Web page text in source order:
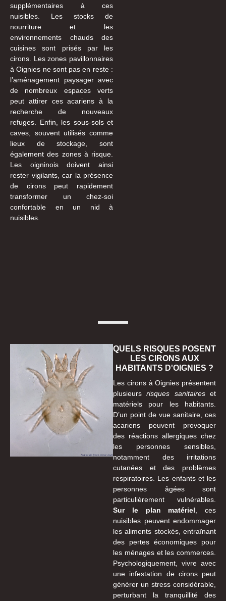
supplémentaires à ces
nuisibles. Les stocks de
nourriture et les
environnements chauds des
cuisines sont prisés par les
cirons. Les zones pavillonnaires
à Oignies ne sont pas en reste :
l’aménagement paysager avec
de nombreux espaces verts
peut attirer ces acariens à la
recherche de nouveaux
refuges. Enfin, les sous-sols et
caves, souvent utilisés comme
lieux de stockage, sont
également des zones à risque.
Les oigninois doivent ainsi
rester vigilants, car la présence
de cirons peut rapidement
transformer un chez-soi
confortable en un nid à
nuisibles.
QUELS RISQUES POSENT
LES CIRONS AUX
HABITANTS D'OIGNIES ?
Les cirons à Oignies présentent
plusieursrisques sanitaireset
matériels pour les habitants.
D’un point de vue sanitaire, ces
acariens peuvent provoquer
des réactions allergiques chez
les personnes sensibles,
notamment des irritations
cutanées et des problèmes
respiratoires. Les enfants et les
personnes âgées sont
particulièrement vulnérables.
Sur le plan matériel, ces
nuisibles peuvent endommager
les aliments stockés, entraînant
des pertes économiques pour
les ménages et les commerces.
Psychologiquement, vivre avec
une infestation de cirons peut
générer un stress considérable,
perturbant la tranquillité des